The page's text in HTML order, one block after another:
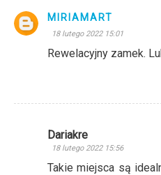
MIRIAMART
18 lutego 2022 15:01
Rewelacyjny zamek.
Dariakre
18 lutego 2022 15:56
Takie miejsca są